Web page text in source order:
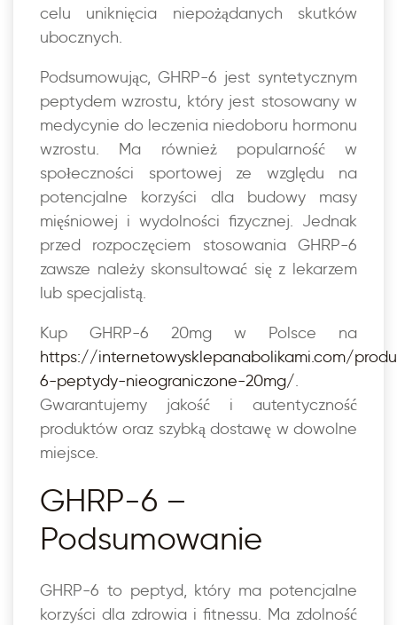
celu uniknięcia niepożądanych skutków
ubocznych.
Podsumowując, GHRP-6 jest syntetycznym
peptydem wzrostu, który jest stosowany w
medycynie do leczenia niedoboru hormonu
wzrostu. Ma również popularność w
społeczności sportowej ze względu na
potencjalne korzyści dla budowy masy
mięśniowej i wydolności fizycznej. Jednak
przed rozpoczęciem stosowania GHRP-6
zawsze należy skonsultować się z lekarzem
lub specjalistą.
Kup GHRP-6 20mg w Polsce na
https://internetowysklepanabolikami.com/
6-peptydy-nieograniczone-20mg/.
Gwarantujemy jakość i autentyczność
produktów oraz szybką dostawę w dowolne
miejsce.
GHRP-6 –
Podsumowanie
GHRP-6 to peptyd, który ma potencjalne
korzyści dla zdrowia i fitnessu. Ma zdolność